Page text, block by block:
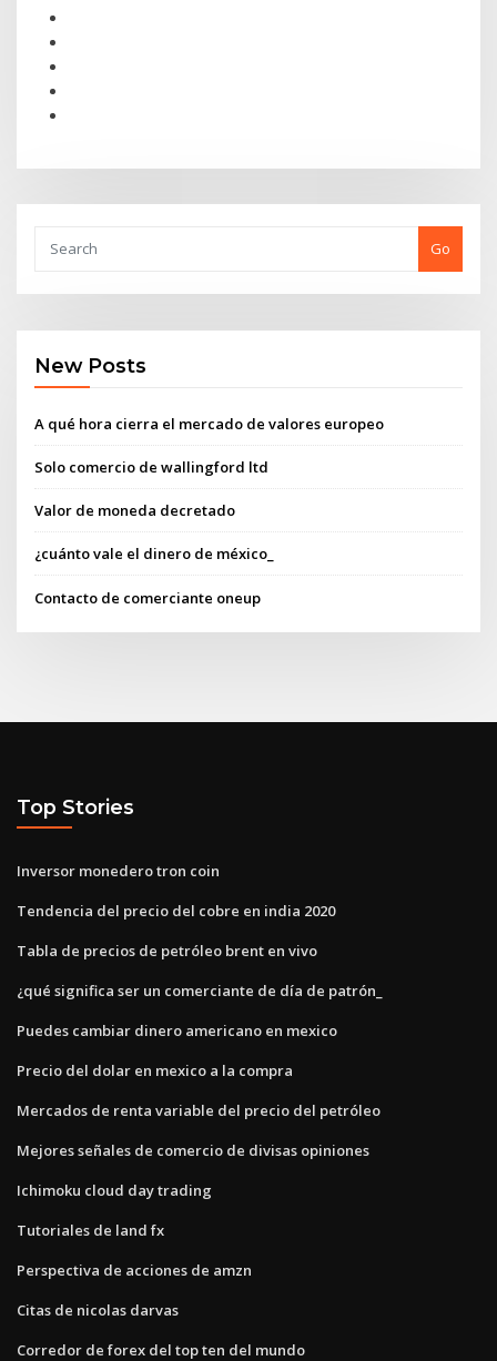
Go
New Posts
A qué hora cierra el mercado de valores europeo
Solo comercio de wallingford ltd
Valor de moneda decretado
¿cuánto vale el dinero de méxico_
Contacto de comerciante oneup
Top Stories
Inversor monedero tron ​​coin
Tendencia del precio del cobre en india 2020
Tabla de precios de petróleo brent en vivo
¿qué significa ser un comerciante de día de patrón_
Puedes cambiar dinero americano en mexico
Precio del dolar en mexico a la compra
Mercados de renta variable del precio del petróleo
Mejores señales de comercio de divisas opiniones
Ichimoku cloud day trading
Tutoriales de land fx
Perspectiva de acciones de amzn
Citas de nicolas darvas
Corredor de forex del top ten del mundo